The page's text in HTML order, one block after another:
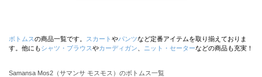
ボトムスの商品一覧です。 スカート やパンツなど定番アイテムを取り揃えておりま
す。他にもシャツ・ブラウスやカーディガン ニット・セーターなどの商品も充実！
Samansa Mos2（サマンサ モスモス）のボトムス一覧